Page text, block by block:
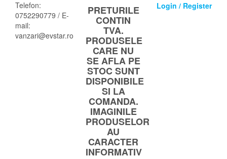
content
Telefon:
0752290779 / E-
mail:
vanzari@evstar.ro
PRETURILE
CONTIN
TVA.
PRODUSELE
CARE NU
SE AFLA PE
STOC SUNT
DISPONIBILE
SI LA
COMANDA.
IMAGINILE
PRODUSELOR
AU
CARACTER
INFORMATIV
Login / Register